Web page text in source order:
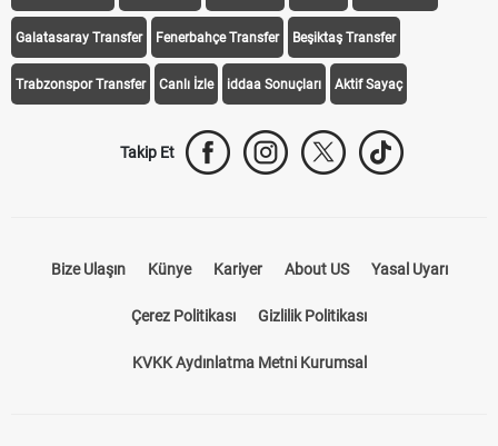
Galatasaray Transfer Fenerbahçe Transfer Beşiktaş Transfer
Trabzonspor Transfer Canlı İzle iddaa Sonuçları Aktif Sayaç
Takip Et
Bize Ulaşın Künye Kariyer About US Yasal Uyarı
Çerez Politikası Gizlilik Politikası
KVKK Aydınlatma Metni Kurumsal